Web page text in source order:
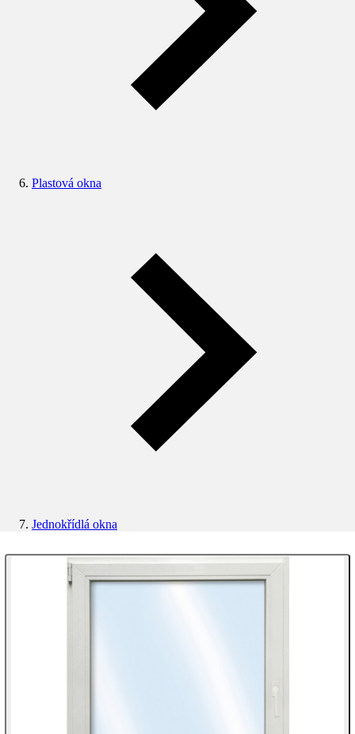
Plastová okna
Jednokřídlá okna